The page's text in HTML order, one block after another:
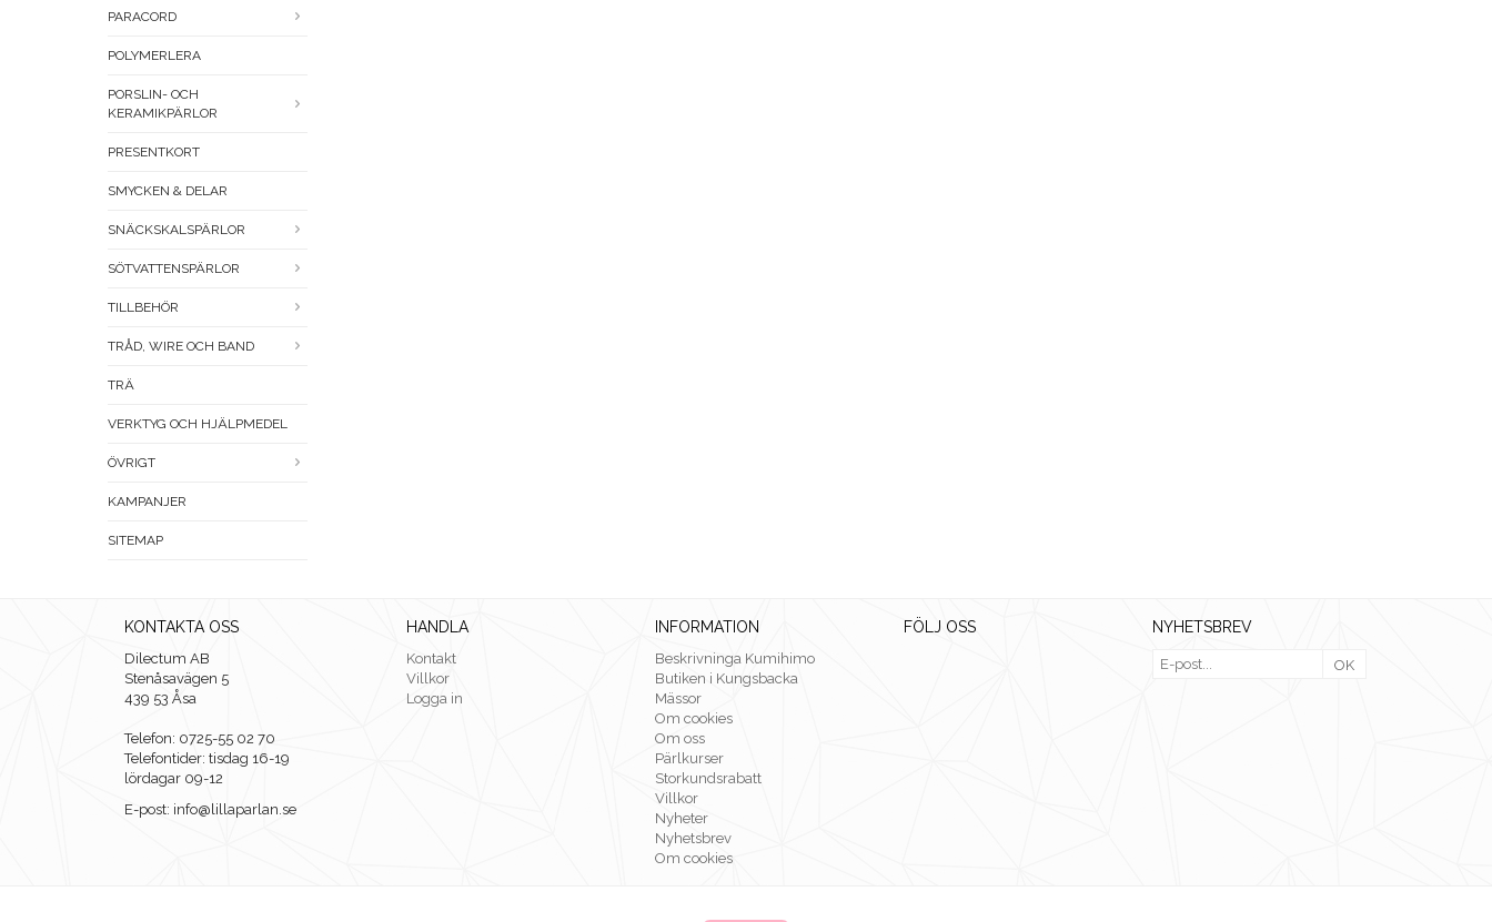
PARACORD
POLYMERLERA
PORSLIN- OCH
KERAMIKPÄRLOR
PRESENTKORT
SMYCKEN & DELAR
SNÄCKSKALSPÄRLOR
SÖTVATTENSPÄRLOR
TILLBEHÖR
TRÅD, WIRE OCH BAND
TRÄ
VERKTYG OCH HJÄLPMEDEL
ÖVRIGT
KAMPANJER
SITEMAP
KONTAKTA OSS
Dilectum AB
Stenåsavägen 5
439 53 Åsa
Telefon: 0725-55 02 70
Telefontider: tisdag 16-19
lördagar 09-12
E-post: info@lillaparlan.se
HANDLA
Kontakt
Villkor
Logga in
INFORMATION
Beskrivninga Kumihimo
Butiken i Kungsbacka
Mässor
Om cookies
Om oss
Pärlkurser
Storkundsrabatt
Villkor
Nyheter
Nyhetsbrev
Om cookies
FÖLJ OSS NYHETSBREV
OK